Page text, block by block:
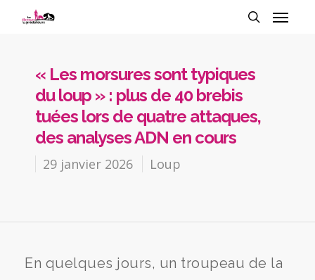
« Les morsures sont typiques
du loup » : plus de 40 brebis
tuées lors de quatre attaques,
des analyses ADN en cours
29 janvier 2026 Loup
En quelques jours, un troupeau de la